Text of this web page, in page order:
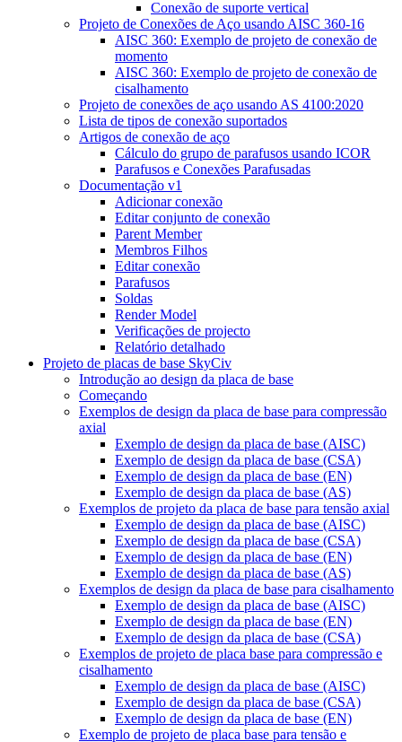
Conexão de suporte vertical
Projeto de Conexões de Aço usando AISC 360-16
AISC 360: Exemplo de projeto de conexão de
momento
AISC 360: Exemplo de projeto de conexão de
cisalhamento
Projeto de conexões de aço usando AS 4100:2020
Lista de tipos de conexão suportados
Artigos de conexão de aço
Cálculo do grupo de parafusos usando ICOR
Parafusos e Conexões Parafusadas
Documentação v1
Adicionar conexão
Editar conjunto de conexão
Parent Member
Membros Filhos
Editar conexão
Parafusos
Soldas
Render Model
Verificações de projecto
Relatório detalhado
Projeto de placas de base SkyCiv
Introdução ao design da placa de base
Começando
Exemplos de design da placa de base para compressão
axial
Exemplo de design da placa de base (AISC)
Exemplo de design da placa de base (CSA)
Exemplo de design da placa de base (EN)
Exemplo de design da placa de base (AS)
Exemplos de projeto da placa de base para tensão axial
Exemplo de design da placa de base (AISC)
Exemplo de design da placa de base (CSA)
Exemplo de design da placa de base (EN)
Exemplo de design da placa de base (AS)
Exemplos de design da placa de base para cisalhamento
Exemplo de design da placa de base (AISC)
Exemplo de design da placa de base (EN)
Exemplo de design da placa de base (CSA)
Exemplos de projeto de placa base para compressão e
cisalhamento
Exemplo de design da placa de base (AISC)
Exemplo de design da placa de base (CSA)
Exemplo de design da placa de base (EN)
Exemplo de projeto de placa base para tensão e